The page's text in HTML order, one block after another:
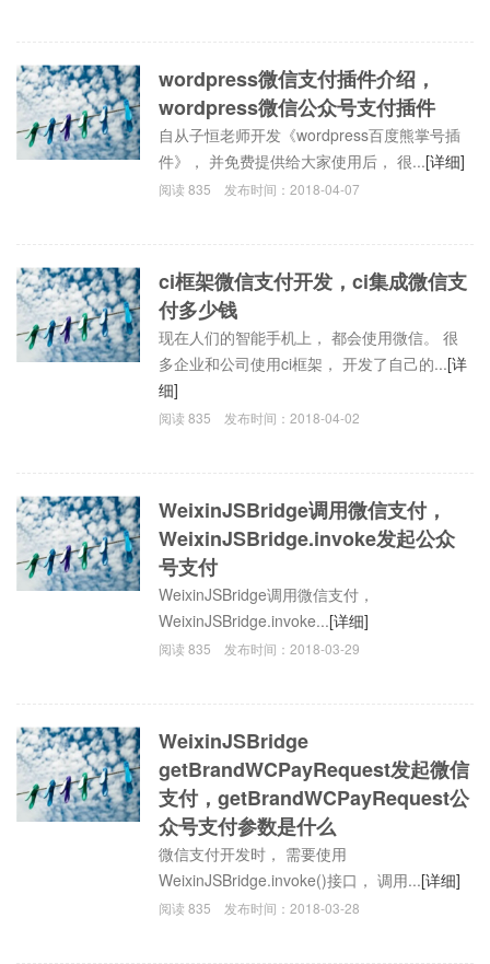
wordpress微信支付插件介绍，
wordpress微信公众号支付插件
自从子恒老师开发《wordpress百度熊掌号插
件》， 并免费提供给大家使用后， 很...[详细]
阅读835 发布时间：2018-04-07
ci框架微信支付开发，ci集成微信支
付多少钱
现在人们的智能手机上， 都会使用微信。 很
多企业和公司使用ci框架， 开发了自己的...[详
细]
阅读835 发布时间：2018-04-02
WeixinJSBridge调用微信支付，
WeixinJSBridge.invoke发起公众
号支付
WeixinJSBridge调用微信支付，
WeixinJSBridge.invoke...[详细]
阅读835 发布时间：2018-03-29
WeixinJSBridge
getBrandWCPayRequest发起微信
支付，getBrandWCPayRequest公
众号支付参数是什么
微信支付开发时， 需要使用
WeixinJSBridge.invoke()接口， 调用...[详细]
阅读835 发布时间：2018-03-28